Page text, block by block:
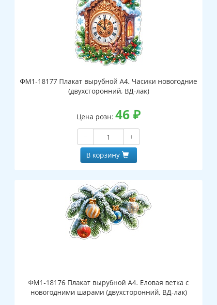
ФМ1-18177 Плакат вырубной А4. Часики новогодние
(двухсторонний, ВД-лак)
Цена розн: 46 ₽
−
+
В корзину
ФМ1-18176 Плакат вырубной А4. Еловая ветка с
новогодними шарами (двухсторонний, ВД-лак)